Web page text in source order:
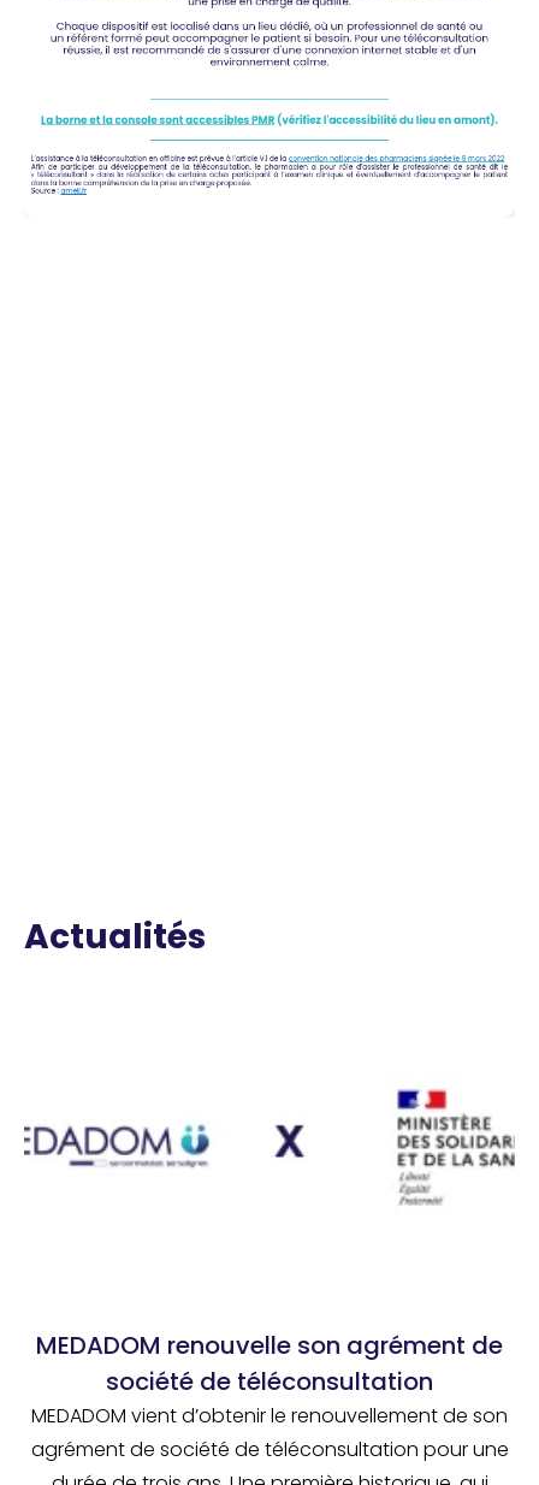
Actualités
MEDADOM renouvelle son agrément de
société de téléconsultation
MEDADOM vient d’obtenir le renouvellement de son
agrément de société de téléconsultation pour une